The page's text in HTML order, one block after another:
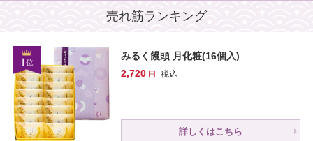
売れ筋ランキング
みるく饅頭 月化粧(16個入)
2,720
税込
詳しくはこちら